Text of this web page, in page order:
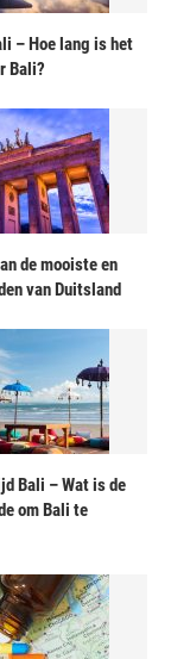
– Hoe lang is het
Bali?
de mooiste en
van Duitsland
Bali – Wat is de
om Bali te